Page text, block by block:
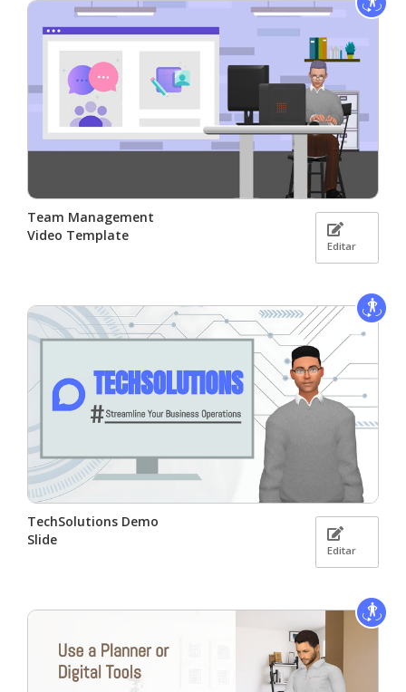
Team Management
Video Template
Editar
TechSolutions Demo
Slide
Editar